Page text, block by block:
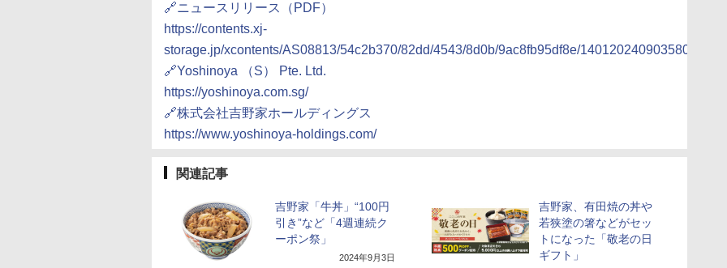
🔗ニュースリリース（PDF）
https://contents.xj-
storage.jp/xcontents/AS08813/54c2b370/82dd/4543/8d0b/9ac8fb95df8e/
🔗Yoshinoya （S） Pte. Ltd.
https://yoshinoya.com.sg/
🔗株式会社吉野家ホールディングス
https://www.yoshinoya-holdings.com/
関連記事
吉野家「牛丼」“100円
引き”など「4週連続ク
ーポン祭」
2024年9月3日
吉野家、有田焼の丼や
若狭塗の箸などがセッ
トになった「敬老の日
ギフト」